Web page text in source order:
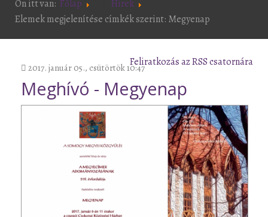
Ön itt van: Főlap
Hírek
Elemek megjelenítése címkék szerint: Megyenap
Feliratkozás az RSS csatornára
2017. január 05., csütörtök 10:47
Meghívó - Megyenap